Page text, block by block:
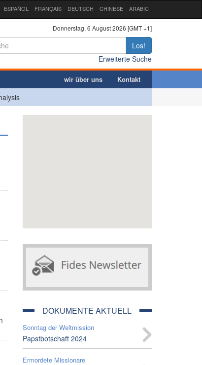
ESPAÑOL FRANÇAIS DEUTSCH CHINESE ARABIC
Donnerstag, 6 August 2026 [GMT +1]
Los!
Erweiterte Suche
wir über uns Kontakt
DOKUMENTE AKTUELL
Sonntag der Weltmission
Papstbotschaft 2024
Ermordete Missionare